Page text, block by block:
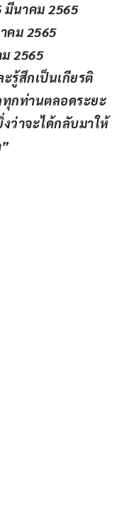
มีนาคม 2565
คม 2565
2565
รู้สึกเป็นเกียรติ
ทุกท่านตลอดระยะ
ว่าจะได้กลับมาให้